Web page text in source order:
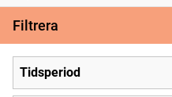
Filtrera
Tidsperiod